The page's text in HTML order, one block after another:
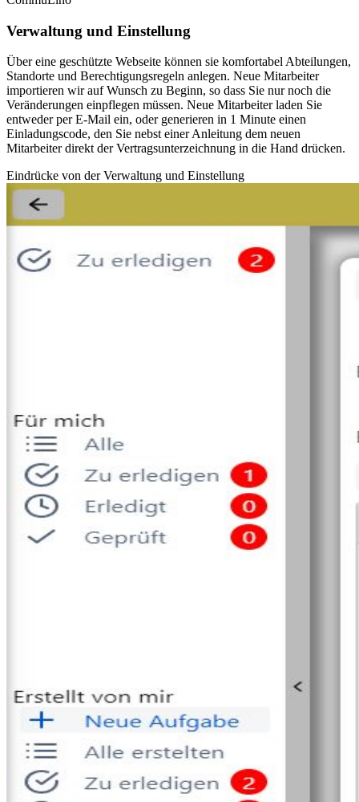
Verwaltung und Einstellung
Über eine geschützte Webseite können sie komfortabel Abteilungen,
Standorte und Berechtigungsregeln anlegen. Neue Mitarbeiter
importieren wir auf Wunsch zu Beginn, so dass Sie nur noch die
Veränderungen einpflegen müssen. Neue Mitarbeiter laden Sie
entweder per E-Mail ein, oder generieren in 1 Minute einen
Einladungscode, den Sie nebst einer Anleitung dem neuen
Mitarbeiter direkt der Vertragsunterzeichnung in die Hand drücken.
Eindrücke von der Verwaltung und Einstellung